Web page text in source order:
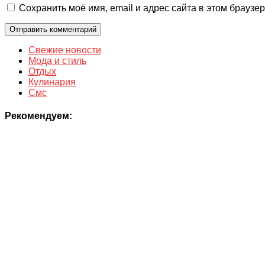
Сохранить моё имя, email и адрес сайта в этом
Свежие новости
Мода и стиль
Отдых
Кулинария
Смс
Рекомендуем: